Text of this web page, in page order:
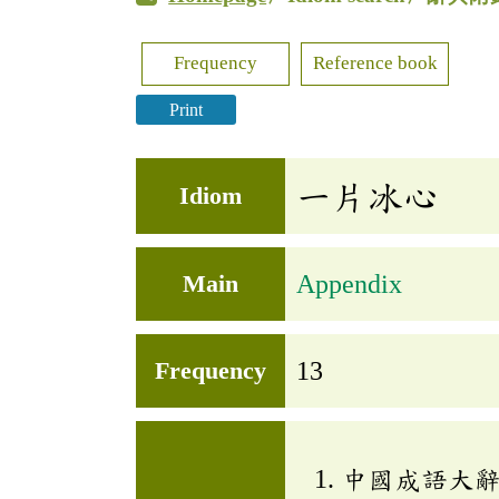
Frequency Reference book
Print
Idiom 一片冰心
Main Appendix
Frequency 13
中國成語大